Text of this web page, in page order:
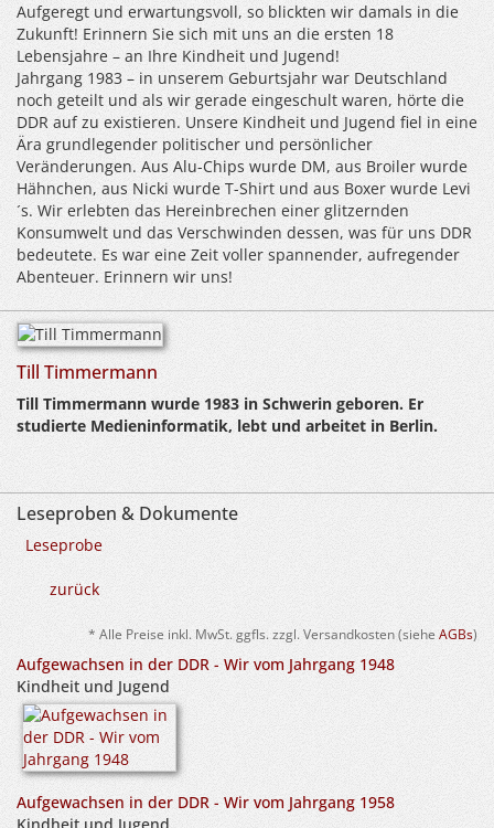
Aufgeregt und erwartungsvoll, so blickten wir damals in die
Zukunft! Erinnern Sie sich mit uns an die ersten 18
Lebensjahre – an Ihre Kindheit und Jugend!
Jahrgang 1983 – in unserem Geburtsjahr war Deutschland
noch geteilt und als wir gerade eingeschult waren, hörte die
DDR auf zu existieren. Unsere Kindheit und Jugend fiel in eine
Ära grundlegender politischer und persönlicher
Veränderungen. Aus Alu-Chips wurde DM, aus Broiler wurde
Hähnchen, aus Nicki wurde T-Shirt und aus Boxer wurde Levi
´s. Wir erlebten das Hereinbrechen einer glitzernden
Konsumwelt und das Verschwinden dessen, was für uns DDR
bedeutete. Es war eine Zeit voller spannender, aufregender
Abenteuer. Erinnern wir uns!
Till Timmermann
Till Timmermann wurde 1983 in Schwerin geboren. Er
studierte Medieninformatik, lebt und arbeitet in Berlin.
Leseproben & Dokumente
Leseprobe
zurück
* Alle Preise inkl. MwSt. ggfls. zzgl. Versandkosten (siehe AGBs)
Aufgewachsen in der DDR - Wir vom Jahrgang 1948
Kindheit und Jugend
Aufgewachsen in der DDR - Wir vom Jahrgang 1958